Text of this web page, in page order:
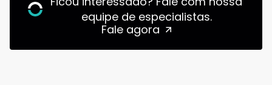
equipe de especialistas.
Fale agora